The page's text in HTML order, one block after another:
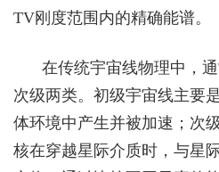
TV刚度范围内的精确能谱。
在传统宇宙线物理中，
次级两类。初级宇宙线主要
体环境中产生并被加速；次
核在穿越星际介质时，与星